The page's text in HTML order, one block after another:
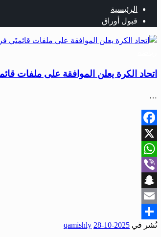
الرئيسية
قبول أوراق
اتحاد الكرة يعلن الموافقة على ملفات
…
Facebook
X
WhatsApp
Viber
Snapchat
Email
Share
نُشر في 2025-10-28
qamishly